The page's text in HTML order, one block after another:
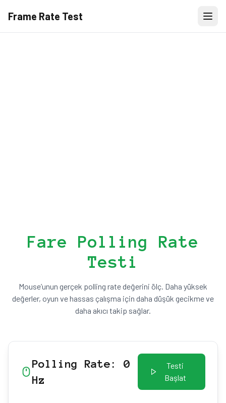
Frame Rate Test
Fare Polling Rate
Testi
Mouse’unun gerçek polling rate değerini ölç. Daha yüksek
değerler, oyun ve hassas çalışma için daha düşük gecikme ve
daha akıcı takip sağlar.
Polling Rate: 0
Hz
Testi
Başlat